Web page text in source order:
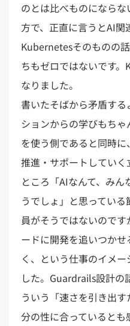
のとは比べものになら
方で、正直に言うとAI関
Kubernetesそのものの
ちもゼロではないです
なりました。
書いたそばから矛盾す
ションからの学びもち
を使う側であると同時
推進・サポートしてい
ところ「AIなんて、み
うでしょ」と思ってい
員がそうではないので
ードに開発を追いつか
く、という仕事のイメ
した。Guardrails設計の
ういう「速さを引き出
分の性に合っていると